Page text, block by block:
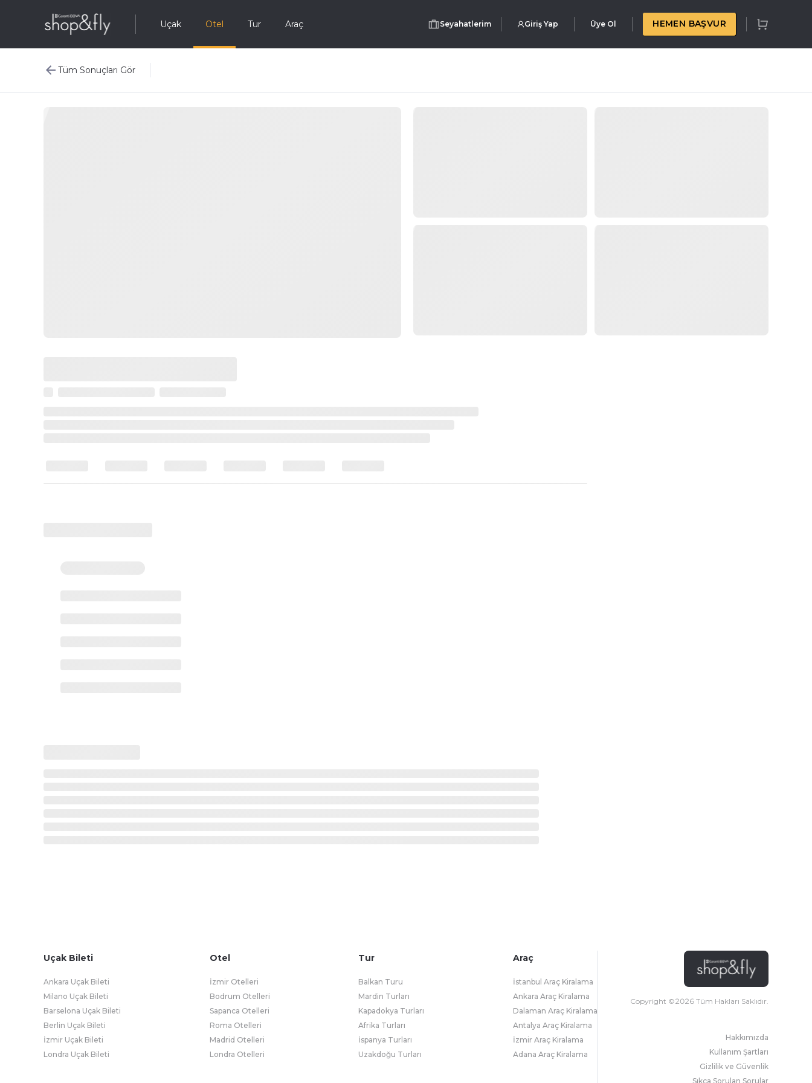
Uçak Otel Tur Araç Seyahatlerim Giriş Yap Üye Ol HEMEN BAŞVUR
Tüm Sonuçları Gör
Uçak Bileti
Ankara Uçak Bileti
Milano Uçak Bileti
Barselona Uçak Bileti
Berlin Uçak Bileti
İzmir Uçak Bileti
Londra Uçak Bileti
Otel
İzmir Otelleri
Bodrum Otelleri
Sapanca Otelleri
Roma Otelleri
Madrid Otelleri
Londra Otelleri
Tur
Balkan Turu
Mardin Turları
Kapadokya Turları
Afrika Turları
İspanya Turları
Uzakdoğu Turları
Araç
İstanbul Araç Kiralama
Ankara Araç Kiralama
Dalaman Araç Kiralama
Antalya Araç Kiralama
İzmir Araç Kiralama
Adana Araç Kiralama
Copyright ©2026 Tüm Hakları Saklıdır.
Hakkımızda
Kullanım Şartları
Gizlilik ve Güvenlik
Sıkça Sorulan Sorular